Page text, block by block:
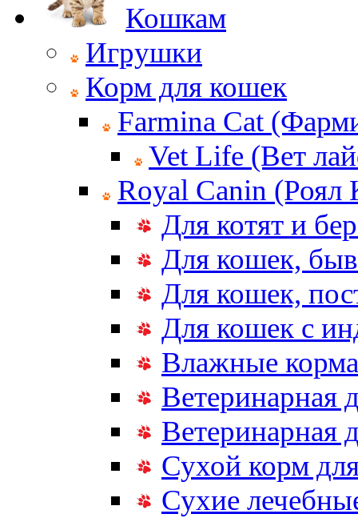
Кошкам
Игрушки
Корм для кошек
Farmina Cat
Vet Life (Вет
Royal Canin (Роял
Для котят и
Для кошек,
Для кошек,
Для кошек с
Влажные
Ветеринарная
Ветеринарная
Сухой корм
Сухие